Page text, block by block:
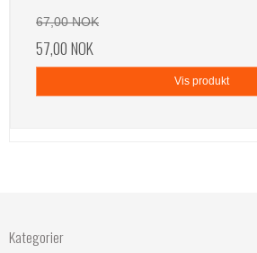
67,00 NOK
57,00 NOK
Vis produkt
Kategorier